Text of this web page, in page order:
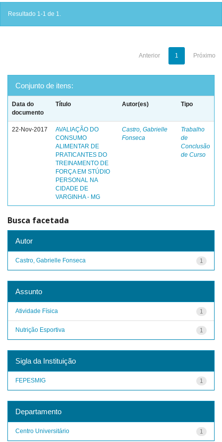
Resultado 1-1 de 1.
Anterior 1 Próximo
Conjunto de itens:
Data do
documento
Título Autor(es) Tipo
22-Nov-2017
AVALIAÇÃO DO
CONSUMO
ALIMENTAR DE
PRATICANTES DO
TREINAMENTO DE
FORÇA EM STÚDIO
PERSONAL NA
CIDADE DE
VARGINHA - MG
Castro, Gabrielle
Fonseca
Trabalho
de
Conclusão
de Curso
Busca facetada
Autor
1
Castro, Gabrielle Fonseca
Assunto
1
Atividade Física
1
Nutrição Esportiva
Sigla da Instituição
1
FEPESMIG
Departamento
1
Centro Universitário